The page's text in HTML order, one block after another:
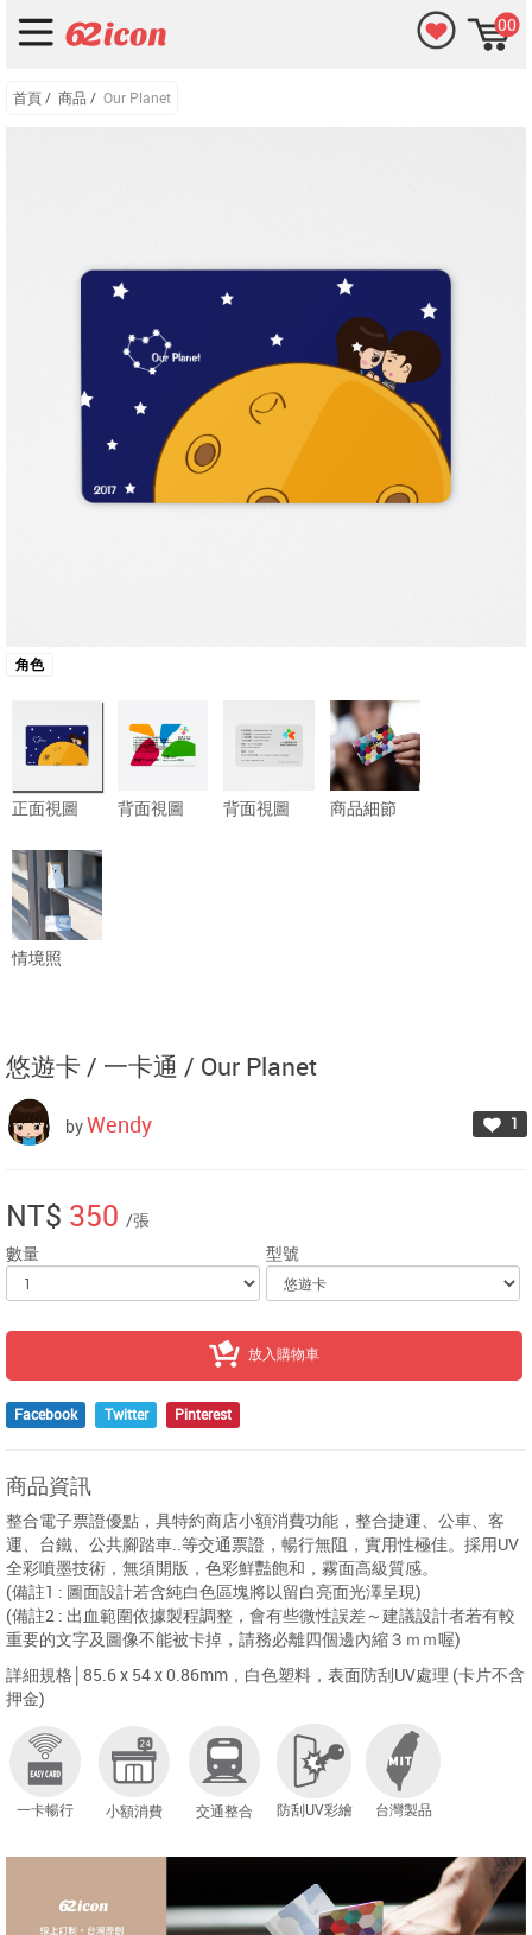
00
首頁/ 商品 / Our Planet
角色
正面視圖 背面視圖 背面視圖 商品細節
情境照
悠遊卡 / 一卡通 / Our Planet
1
byWendy
NT$ 350 /張
數量
型號
放入購物車
Facebook Twitter Pinterest
商品資訊
整合電子票證優點，具特約商店小額消費功能，整合捷運、公車、客
運、台鐵、公共腳踏車..等交通票證，暢行無阻，實用性極佳。採用UV
全彩噴墨技術，無須開版，色彩鮮豔飽和，霧面高級質感。
(備註1 : 圖面設計若含純白色區塊將以留白亮面光澤呈現)
(備註2 : 出血範圍依據製程調整，會有些微性誤差～建議設計者若有較
重要的文字及圖像不能被卡掉，請務必離四個邊內縮３ｍｍ喔)
詳細規格│85.6 x 54 x 0.86mm，白色塑料，表面防刮UV處理 (卡片不含
押金)
一卡暢行 小額消費 交通整合 防刮UV彩繪 台灣製品